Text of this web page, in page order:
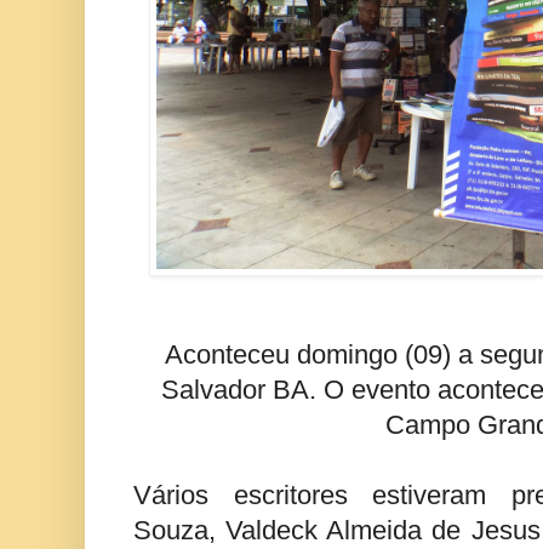
Aconteceu domingo (09) a
Salvador BA. O evento
Campo
Vários escritores estiveram
Souza, Valdeck Almeida de